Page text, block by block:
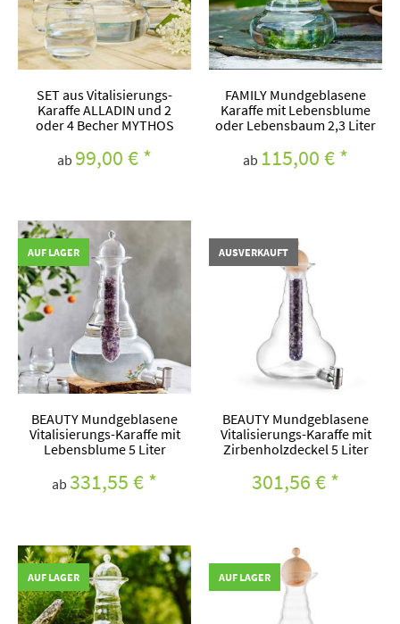
SET aus Vitalisierungs-
Karaffe ALLADIN und 2
oder 4 Becher MYTHOS
ab 99,00 €*
FAMILY Mundgeblasene
Karaffe mit Lebensblume
oder Lebensbaum 2,3 Liter
ab 115,00 €*
AUF LAGER
BEAUTY Mundgeblasene
Vitalisierungs-Karaffe mit
Lebensblume 5 Liter
ab 331,55 €*
AUSVERKAUFT
BEAUTY Mundgeblasene
Vitalisierungs-Karaffe mit
Zirbenholzdeckel 5 Liter
301,56 €*
AUF LAGER AUF LAGER